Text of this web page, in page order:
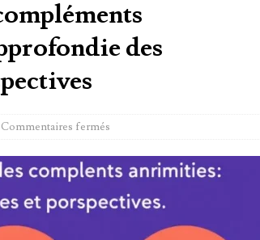
des
Commentaires fermés